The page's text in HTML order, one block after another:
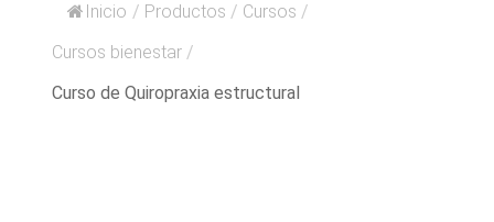
Inicio / Productos / Cursos /
Cursos bienestar /
Curso de Quiropraxia estructural